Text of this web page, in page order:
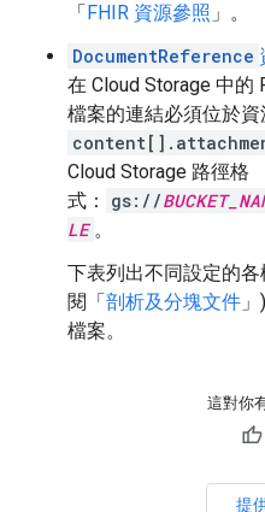
「FHIR 資源參照 」。
DocumentReference
在 Cloud Storage 中的
檔案的連結必須位於資
Cloud Storage 路徑格
式：
gs://
LE 。
下表列出不同設定的
閱「剖析及分塊文件
檔案。
這對你
提